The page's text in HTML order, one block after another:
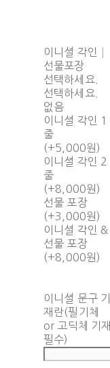
이니셜 각인│
선물포장
선택하세요.
선택하세요.
없음
이니셜 각인 1
줄
(+5,000원)
이니셜 각인 2
줄
(+8,000원)
선물 포장
(+3,000원)
이니셜 각인 &
선물 포장
(+8,000원)
이니셜 문구 기
재란(필기체
or 고딕체 기재
필수)